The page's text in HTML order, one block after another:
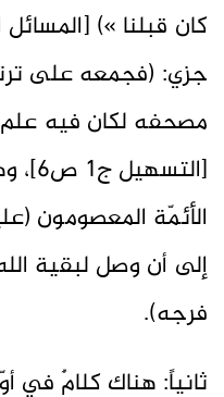
جزي: (فجمعه على
مصحفه لكان فيه علم
الأئمّة المعصومون
إلى أن وصل لبقية
فرجه).
ثانياً: هناك كلامٌ في